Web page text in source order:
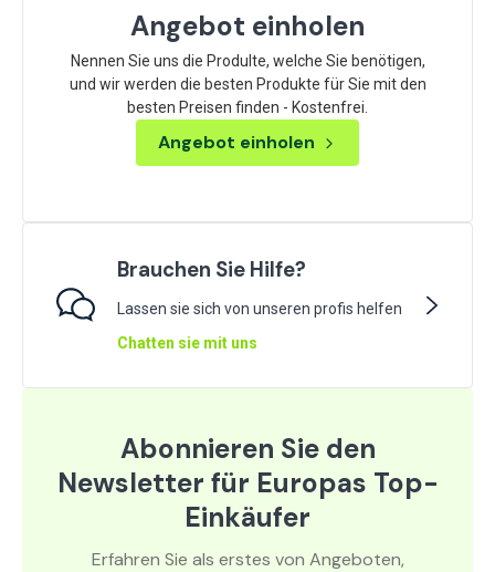
Angebot einholen
Nennen Sie uns die Produlte, welche Sie benötigen,
und wir werden die besten Produkte für Sie mit den
besten Preisen finden - Kostenfrei.
Angebot einholen
Brauchen Sie Hilfe?
Lassen sie sich von unseren profis helfen
Chatten sie mit uns
Abonnieren Sie den
Newsletter für Europas Top-
Einkäufer
Erfahren Sie als erstes von Angeboten,